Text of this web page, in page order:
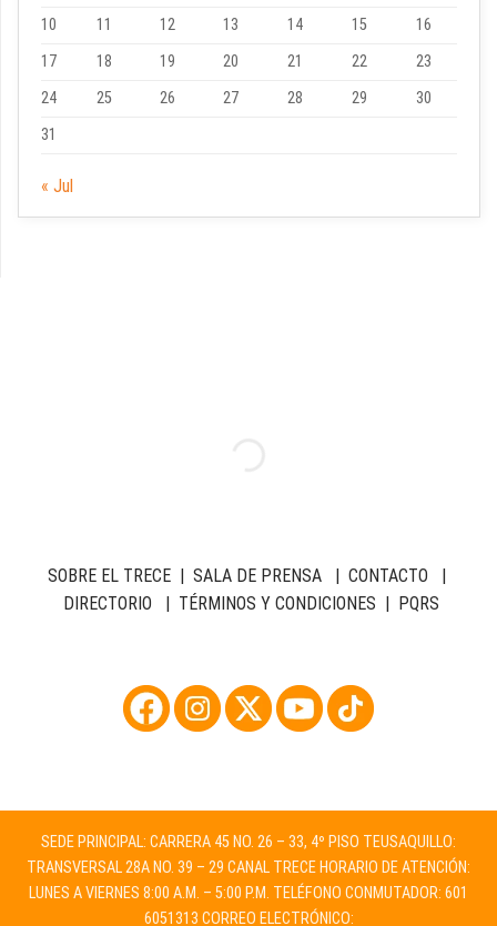
10
11 12 13 14 15
16
17
18 19 20 21 22
23
24
25 26 27 28 29
30
31
« Jul
SOBRE EL TRECE| SALA DE PRENSA| CONTACTO |
DIRECTORIO | TÉRMINOS Y CONDICIONES | PQRS
SEDE PRINCIPAL: CARRERA 45 NO. 26 – 33, 4º PISO TEUSAQUILLO:
TRANSVERSAL 28A NO. 39 – 29 CANAL TRECE HORARIO DE ATENCIÓN:
LUNES A VIERNES 8:00 A.M. – 5:00 P.M. TELÉFONO CONMUTADOR: 601
6051313 CORREO ELECTRÓNICO: